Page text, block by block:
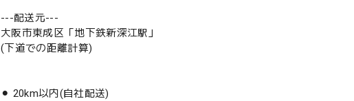
---配送元---
大阪市東成区「地下鉄新深江駅」
(下道での距離計算)
⚫︎ 20km以内(自社配送)